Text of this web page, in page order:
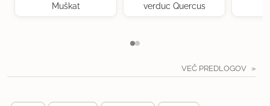
Muškat verduc Quercus
VEČ PREDLOGOV